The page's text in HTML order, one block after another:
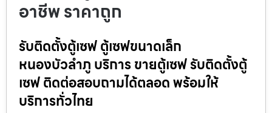
อาชีพ ราคาถูก
รับติดตั้งตู้เซฟ ตู้เซฟขนาดเล็ก
หนองบัวลำภู บริการ ขายตู้เซฟ รับติดตั้งตู้
เซฟ ติดต่อสอบถามได้ตลอด พร้อมให้
บริการทั่วไทย